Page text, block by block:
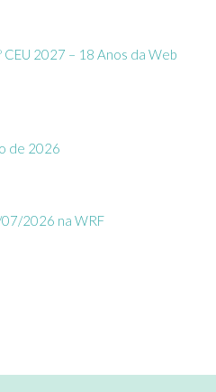
2027 – 18 Anos da Web
de 2026
2026 na WRF